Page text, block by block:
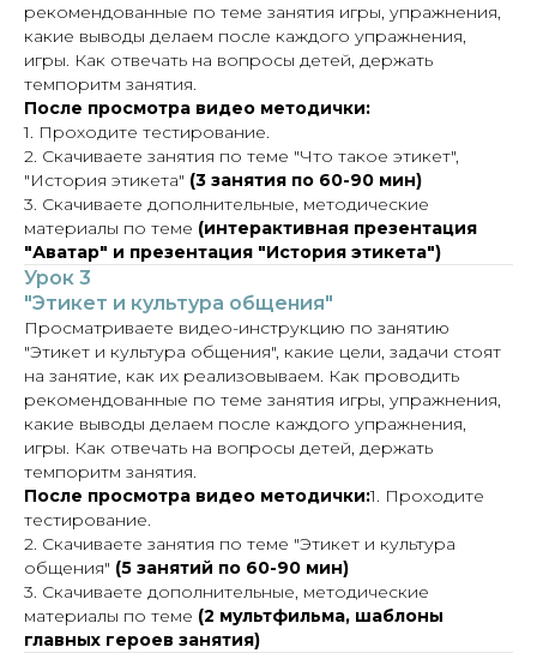
рекомендованные по теме занятия игры, упражнения,
какие выводы делаем после каждого упражнения,
игры. Как отвечать на вопросы детей, держать
темпоритм занятия.
После просмотра видео методички:
1. Проходите тестирование.
2. Скачиваете занятия по теме "Что такое этикет",
"История этикета" (3 занятия по 60-90 мин)
3. Скачиваете дополнительные, методические
материалы по теме (интерактивная презентация
"Аватар" и презентация "История этикета")
Урок 3
"Этикет и культура общения"
Просматриваете видео-инструкцию по занятию
"Этикет и культура общения", какие цели, задачи стоят
на занятие, как их реализовываем. Как проводить
рекомендованные по теме занятия игры, упражнения,
какие выводы делаем после каждого упражнения,
игры. Как отвечать на вопросы детей, держать
темпоритм занятия.
После просмотра видео методички:1. Проходите
тестирование.
2. Скачиваете занятия по теме "Этикет и культура
общения" (5 занятий по 60-90 мин)
3. Скачиваете дополнительные, методические
материалы по теме (2 мультфильма, шаблоны
главных героев занятия)